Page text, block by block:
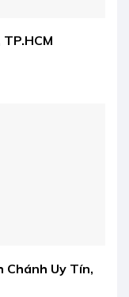
Chánh Uy Tín,